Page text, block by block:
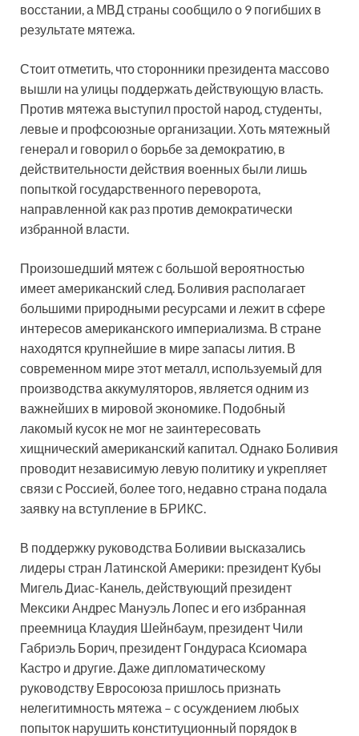
восстании, а МВД страны сообщило о 9 погибших в
результате мятежа.
Стоит отметить, что сторонники президента массово
вышли на улицы поддержать действующую власть.
Против мятежа выступил простой народ, студенты,
левые и профсоюзные организации. Хоть мятежный
генерал и говорил о борьбе за демократию, в
действительности действия военных были лишь
попыткой государственного переворота,
направленной как раз против демократически
избранной власти.
Произошедший мятеж с большой вероятностью
имеет американский след. Боливия располагает
большими природными ресурсами и лежит в сфере
интересов американского империализма. В стране
находятся крупнейшие в мире запасы лития. В
современном мире этот металл, используемый для
производства аккумуляторов, является одним из
важнейших в мировой экономике. Подобный
лакомый кусок не мог не заинтересовать
хищнический американский капитал. Однако Боливия
проводит независимую левую политику и укрепляет
связи с Россией, более того, недавно страна подала
заявку на вступление в БРИКС.
В поддержку руководства Боливии высказались
лидеры стран Латинской Америки: президент Кубы
Мигель Диас-Канель, действующий президент
Мексики Андрес Мануэль Лопес и его избранная
преемница Клаудия Шейнбаум, президент Чили
Габриэль Борич, президент Гондураса Ксиомара
Кастро и другие. Даже дипломатическому
руководству Евросоюза пришлось признать
нелегитимность мятежа – с осуждением любых
попыток нарушить конституционный порядок в